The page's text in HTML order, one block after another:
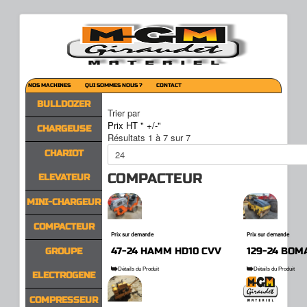
BULLDOZER
CHARGEUSE
CHARIOT
ELEVATEUR
MINI-CHARGEUR
COMPACTEUR
GROUPE
ELECTROGENE
COMPRESSEUR
NOS MACHINES QUI SOMMES NOUS ? CONTACT
Trier par
Prix HT " +/-"
Résultats 1 à 7 sur 7
COMPACTEUR
Prix sur demande
47-24 HAMM HD10 CVV
Détails du Produit
Prix sur demande
129-24
Détails du Produit